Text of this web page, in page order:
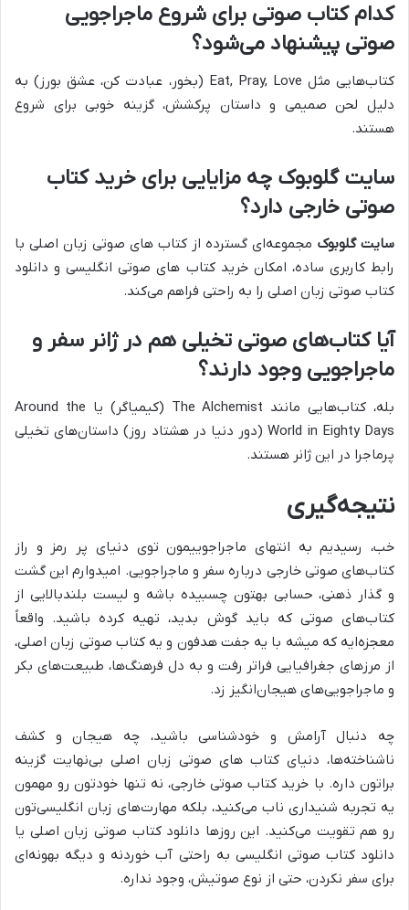
کدام کتاب صوتی برای شروع ماجراجویی
صوتی پیشنهاد می‌شود؟
کتاب‌هایی مثل Eat, Pray, Love (بخور، عبادت کن، عشق بورز) به
دلیل لحن صمیمی و داستان پرکشش، گزینه خوبی برای شروع
هستند.
سایت گلوبوک چه مزایایی برای خرید کتاب
صوتی خارجی دارد؟
سایت گلوبوک مجموعه‌ای گسترده از کتاب های صوتی زبان اصلی با
رابط کاربری ساده، امکان خرید کتاب های صوتی انگلیسی و دانلود
کتاب صوتی زبان اصلی را به راحتی فراهم می‌کند.
آیا کتاب‌های صوتی تخیلی هم در ژانر سفر و
ماجراجویی وجود دارند؟
بله، کتاب‌هایی مانند The Alchemist (کیمیاگر) یا Around the
World in Eighty Days (دور دنیا در هشتاد روز) داستان‌های تخیلی
پرماجرا در این ژانر هستند.
نتیجه‌گیری
خب، رسیدیم به انتهای ماجراجوییمون توی دنیای پر رمز و راز
کتاب‌های صوتی خارجی درباره سفر و ماجراجویی. امیدوارم این گشت
و گذار ذهنی، حسابی بهتون چسبیده باشه و لیست بلندبالایی از
کتاب‌های صوتی که باید گوش بدید، تهیه کرده باشید. واقعاً
معجزه‌ایه که میشه با یه جفت هدفون و یه کتاب صوتی زبان اصلی،
از مرزهای جغرافیایی فراتر رفت و به دل فرهنگ‌ها، طبیعت‌های بکر
و ماجراجویی‌های هیجان‌انگیز زد.
چه دنبال آرامش و خودشناسی باشید، چه هیجان و کشف
ناشناخته‌ها، دنیای کتاب های صوتی زبان اصلی بی‌نهایت گزینه
براتون داره. با خرید کتاب صوتی خارجی، نه تنها خودتون رو مهمون
یه تجربه شنیداری ناب می‌کنید، بلکه مهارت‌های زبان انگلیسی‌تون
رو هم تقویت می‌کنید. این روزها دانلود کتاب صوتی زبان اصلی یا
دانلود کتاب صوتی انگلیسی به راحتی آب خوردنه و دیگه بهونه‌ای
برای سفر نکردن، حتی از نوع صوتیش، وجود نداره.